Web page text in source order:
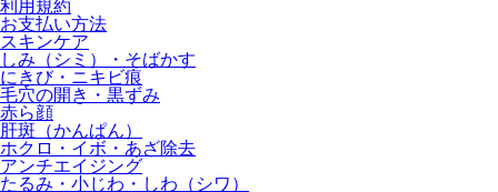
利用規約
お支払い方法
スキンケア
しみ（シミ）・そばかす
にきび・ニキビ痕
毛穴の開き・黒ずみ
赤ら顔
肝斑（かんぱん）
ホクロ・イボ・あざ除去
アンチエイジング
たるみ・小じわ・しわ（シワ）